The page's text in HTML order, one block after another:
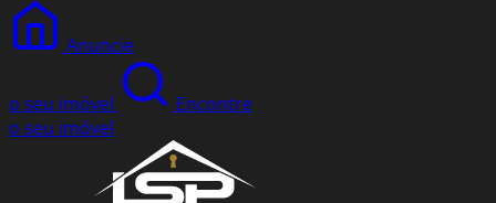
Anuncie
o seu imóvel
Encontre
o seu imóvel